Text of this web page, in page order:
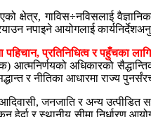
क्षेत्र, गाविस÷नविसलाई
नपाइने आयोगलाई
पहिचान, प्रतिनिधित्व र पहुँचका लागि
(क) आत्मनिर्णयको अधिकारको
र नीतिका आधारमा राज्य
जनजाति र अन्य उत्पीडित